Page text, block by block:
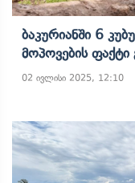
Ბაკურიანში 6
Მოპოვების Ფაქტი
02 ივლისი 2025, 12:10